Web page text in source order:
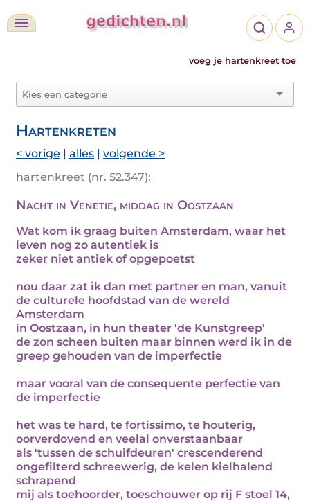
voeg je hartenkreet toe
Hartenkreten
< vorige | alles | volgende >
hartenkreet (nr. 52.347):
Nacht in Venetie, middag in Oostzaan
Wat kom ik graag buiten Amsterdam, waar het
leven nog zo autentiek is
zeker niet antiek of opgepoetst
nou daar zat ik dan met partner en man, vanuit
de culturele hoofdstad van de wereld
Amsterdam
in Oostzaan, in hun theater 'de Kunstgreep'
de zon scheen buiten maar binnen werd ik in de
greep gehouden van de imperfectie
maar vooral van de consequente perfectie van
de imperfectie
het was te hard, te fortissimo, te houterig,
oorverdovend en veelal onverstaanbaar
als 'tussen de schuifdeuren' crescenderend
ongefilterd schreewerig, de kelen kielhalend
schrapend
mij als toehoorder, toeschouwer op rij F stoel 14,